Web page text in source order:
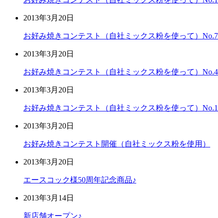
2013年3月20日
お好み焼きコンテスト（自社ミックス粉を使って）
2013年3月20日
お好み焼きコンテスト（自社ミックス粉を使って）
2013年3月20日
お好み焼きコンテスト（自社ミックス粉を使って）
2013年3月20日
お好み焼きコンテスト開催（自社ミックス粉を使用）
2013年3月20日
エースコック様50周年記念商品♪
2013年3月14日
新店舗オープン♪